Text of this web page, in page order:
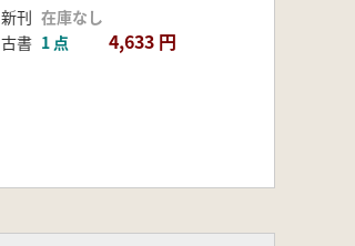
新刊 在庫なし
古書 1 点 4,633 円